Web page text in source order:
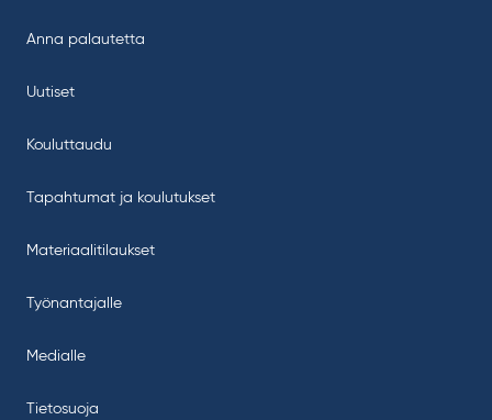
Anna palautetta
Uutiset
Kouluttaudu
Tapahtumat ja koulutukset
Materiaalitilaukset
Työnantajalle
Medialle
Tietosuoja